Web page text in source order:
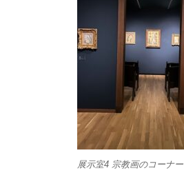
展示室4 宗教画のコーナー